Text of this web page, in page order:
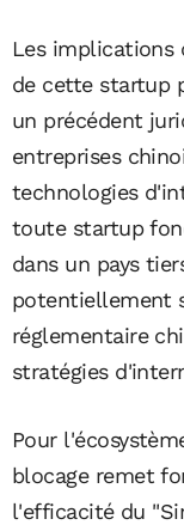
Les implications
de cette startup
un précédent
entreprises
technologies
toute startup
dans un pays
potentiellement
réglementaire
stratégies
Pour
blocage remet
l'efficacité du